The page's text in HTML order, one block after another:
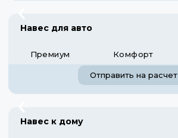
Навес для авто
Премиум Комфорт
Отправить на расчет
Навес к дому